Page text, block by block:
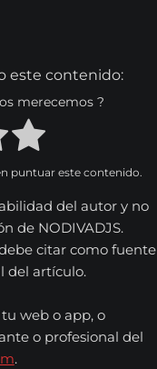
este contenido:
merecemos ?
puntuar este contenido.
del autor y no
de NODIVADJS.
citar como fuente
del artículo.
web o app, o
o profesional del
.